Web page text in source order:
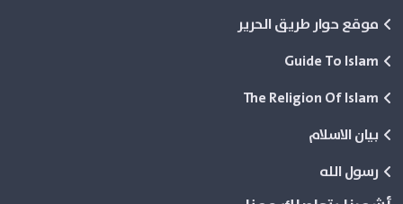
موقع حوار طريق الحرير
Guide To Islam
The Religion Of Islam
بيان الاسلام
رسول الله